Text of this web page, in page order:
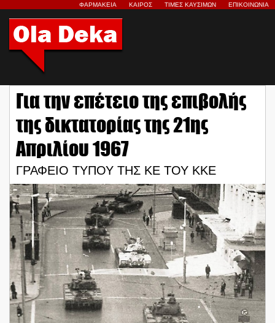
ΦΑΡΜΑΚΕΙΑ ΚΑΙΡΟΣ ΤΙΜΕΣ ΚΑΥΣΙΜΩΝ ΕΠΙΚΟΙΝΩΝΙΑ
Για την επέτειο της επιβολής
της δικτατορίας της 21ης
Απριλίου 1967
ΓΡΑΦΕΙΟ ΤΥΠΟΥ ΤΗΣ ΚΕ ΤΟΥ ΚΚΕ